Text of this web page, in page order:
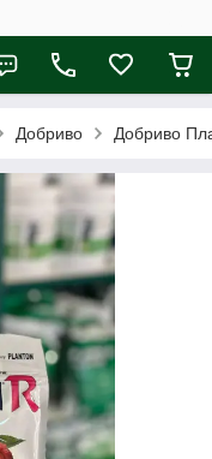
Добриво Добриво